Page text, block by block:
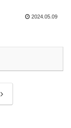
2024.05.09
次